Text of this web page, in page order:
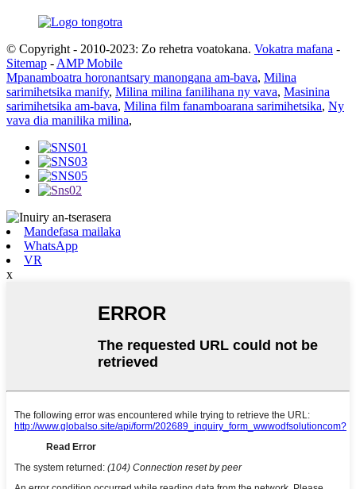
© Copyright - 2010-2023: Zo rehetra voatokana. Vokatra mafana -
Sitemap - AMP Mobile
Mpanamboatra horonantsary manongana am-bava, Milina
sarimihetsika manify, Milina milina fanilihana ny vava, Masinina
sarimihetsika am-bava, Milina film fanamboarana sarimihetsika, Ny
vava dia manilika milina,
Mandefasa mailaka
WhatsApp
VR
x